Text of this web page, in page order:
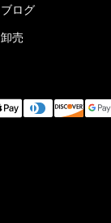
ブログ
卸売